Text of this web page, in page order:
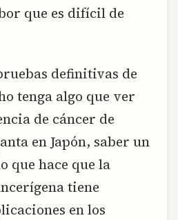
que es difícil de
definitivas de
tenga algo que ver
de cáncer de
en Japón, saber un
que hace que la
tiene
en los